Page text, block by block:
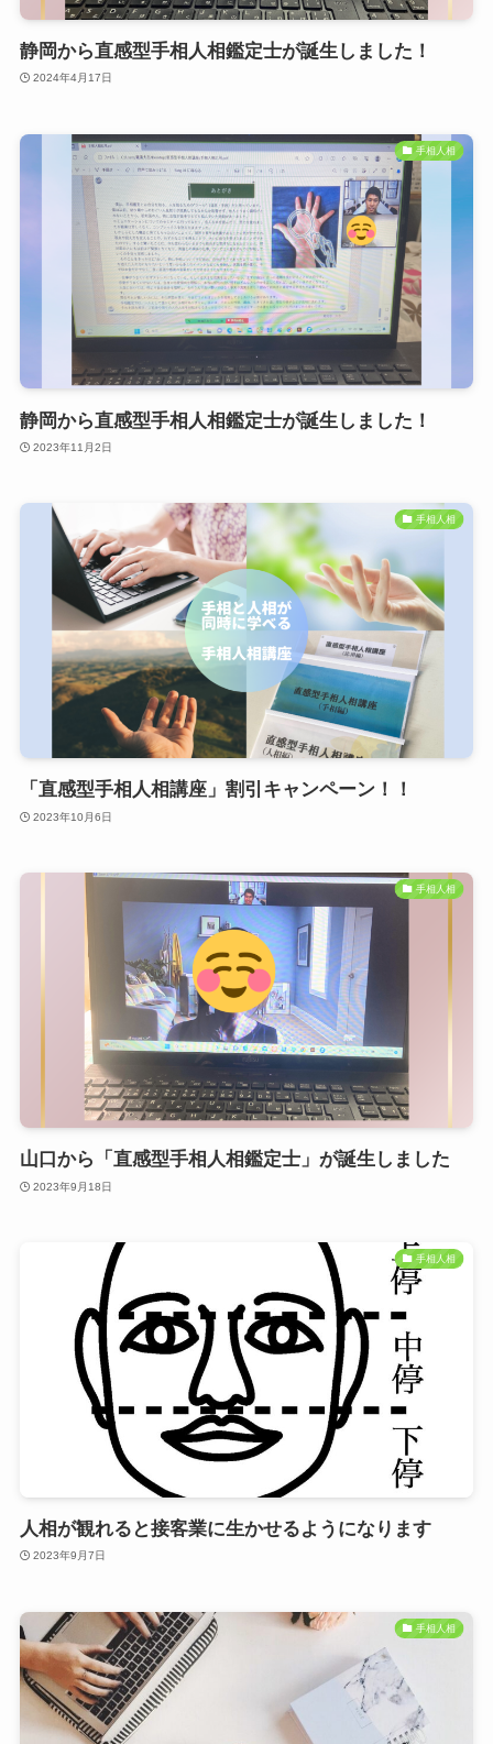
静岡から直感型手相人相鑑定士が誕生しました！
2024年4月17日
手相人相
静岡から直感型手相人相鑑定士が誕生しました！
2023年11月2日
手相人相
「直感型手相人相講座」割引キャンペーン！！
2023年10月6日
手相人相
山口から「直感型手相人相鑑定士」が誕生しました
2023年9月18日
手相人相
人相が観れると接客業に生かせるようになります
2023年9月7日
手相人相